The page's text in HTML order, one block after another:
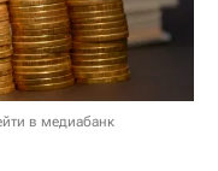
в медиабанк